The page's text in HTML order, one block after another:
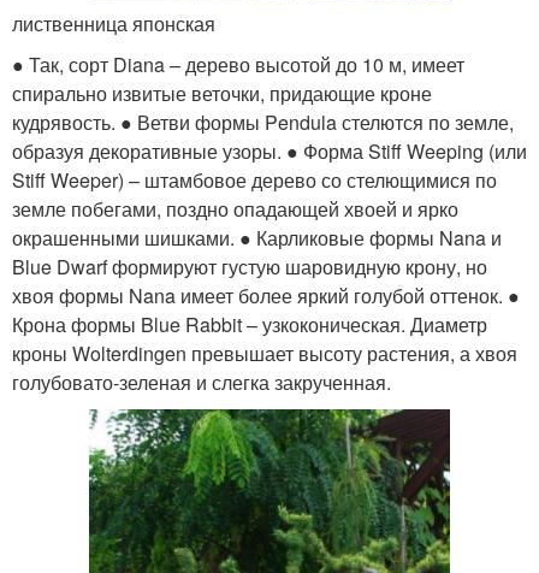
лиственница японская
● Так, сорт Diana – дерево высотой до 10 м, имеет
спирально извитые веточки, придающие кроне
кудрявость. ● Ветви формы Pendula стелются по земле,
образуя декоративные узоры. ● Форма Stiff Weeping (или
Stiff Weeper) – штамбовое дерево со стелющимися по
земле побегами, поздно опадающей хвоей и ярко
окрашенными шишками. ● Карликовые формы Nana и
Blue Dwarf формируют густую шаровидную крону, но
хвоя формы Nana имеет более яркий голубой оттенок. ●
Крона формы Blue Rabbit – узкоконическая. Диаметр
кроны Wolterdingen превышает высоту растения, а хвоя
голубовато-зеленая и слегка закрученная.